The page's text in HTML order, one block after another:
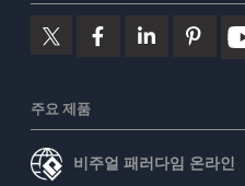
주요 제품
비주얼 패러다임 온라인